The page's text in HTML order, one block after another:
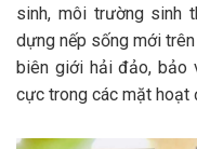
sinh, môi trường sinh
dựng nếp sống mới
biên giới hải đảo, bảo
cực trong các mặt hoạt